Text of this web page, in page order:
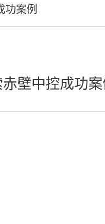
功案例
壁中控成功